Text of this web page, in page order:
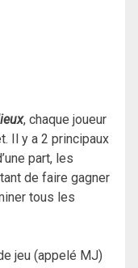
, chaque joueur
Il y a 2 principaux
part, les
de faire gagner
tous les
jeu (appelé MJ)